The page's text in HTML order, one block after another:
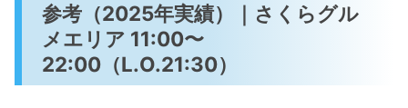
参考（2025年実績）｜さくらグル
メエリア 11:00〜
22:00（L.O.21:30）